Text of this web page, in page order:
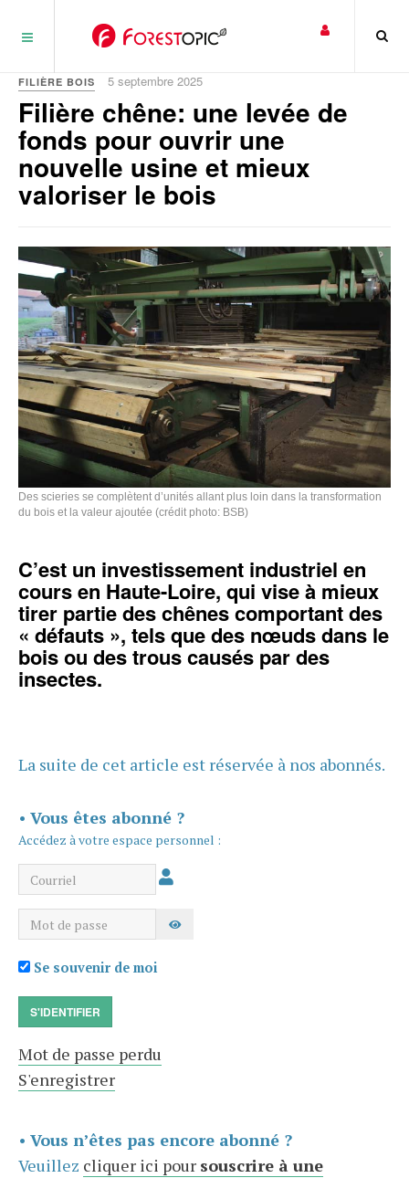
FILIÈRE BOIS 5 septembre 2025
Filière chêne: une levée de
fonds pour ouvrir une
nouvelle usine et mieux
valoriser le bois
Des scieries se complètent d’unités allant plus loin dans la transformation
du bois et la valeur ajoutée (crédit photo: BSB)
C’est un investissement industriel en
cours en Haute-Loire, qui vise à mieux
tirer partie des chênes comportant des
« défauts », tels que des nœuds dans le
bois ou des trous causés par des
insectes.
La suite de cet article est réservée à nos abonnés.
• Vous êtes abonné ?
Accédez à votre espace personnel :
Courriel
Mot de passe AFFICHER LE MOT DE PASSE
Se souvenir de moi
S'IDENTIFIER
Mot de passe perdu
S'enregistrer
• Vous n’êtes pas encore abonné ?
Veuillez cliquer ici pour souscrire à une